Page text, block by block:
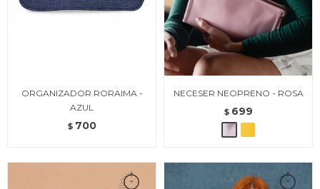
ORGANIZADOR RORAIMA -
AZUL
$ 700
NECESER NEOPRENO - ROSA
$ 699